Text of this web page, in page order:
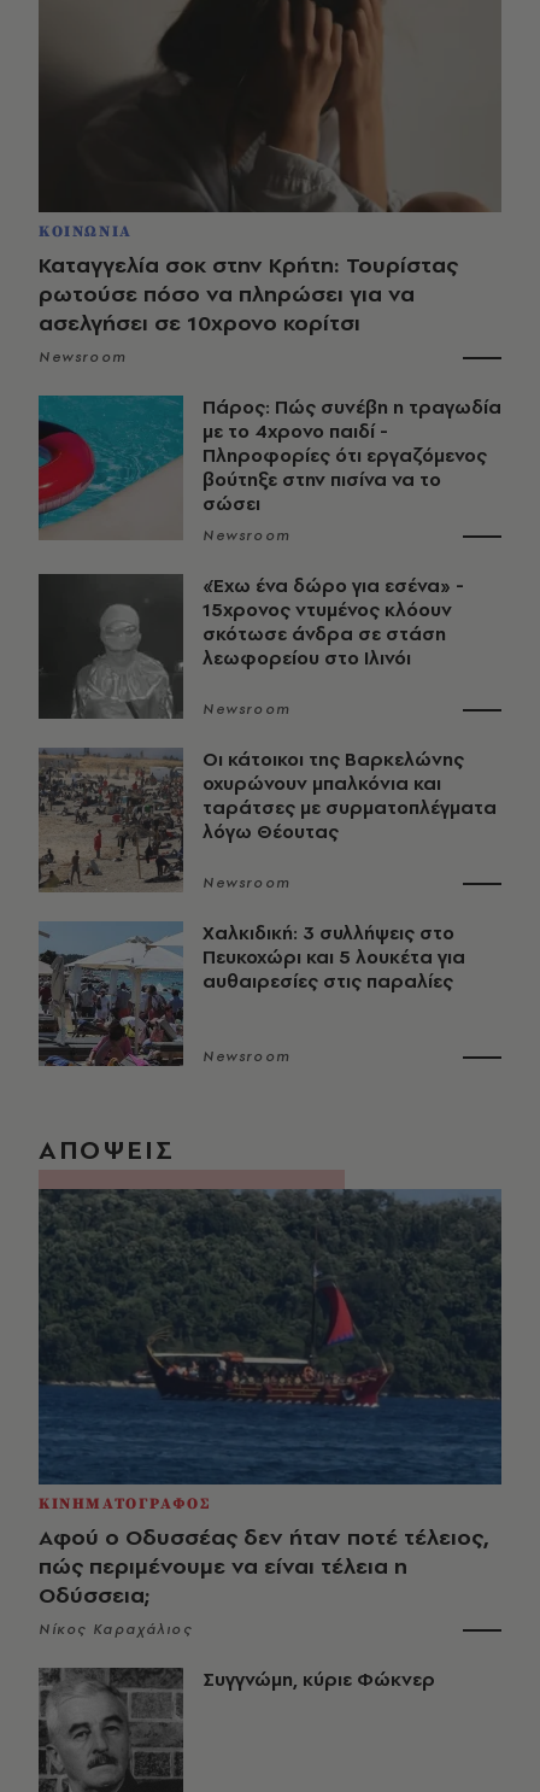
ΚΟΙΝΩΝΙΑ
Καταγγελία σοκ στην Κρήτη: Τουρίστας
ρωτούσε πόσο να πληρώσει για να
ασελγήσει σε 10χρονο κορίτσι
Newsroom
Πάρος: Πώς συνέβη η τραγωδία
με το 4χρονο παιδί -
Πληροφορίες ότι εργαζόμενος
βούτηξε στην πισίνα να το
σώσει
Newsroom
«Έχω ένα δώρο για εσένα» -
15χρονος ντυμένος κλόουν
σκότωσε άνδρα σε στάση
λεωφορείου στο Ιλινόι
Newsroom
Οι κάτοικοι της Βαρκελώνης
οχυρώνουν μπαλκόνια και
ταράτσες με συρματοπλέγματα
λόγω Θέουτας
Newsroom
Χαλκιδική: 3 συλλήψεις στο
Πευκοχώρι και 5 λουκέτα για
αυθαιρεσίες στις παραλίες
Newsroom
ΑΠΟΨΕΙΣ
ΚΙΝΗΜΑΤΟΓΡΑΦΟΣ
Αφού ο Οδυσσέας δεν ήταν ποτέ τέλειος,
πώς περιμένουμε να είναι τέλεια η
Οδύσσεια;
Νίκος Καραχάλιος
Συγγνώμη, κύριε Φώκνερ